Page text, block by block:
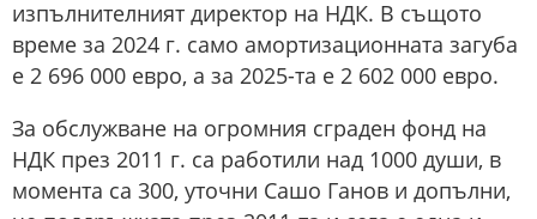
изпълнителният директор на НДК. В същото
време за 2024 г. само амортизационната загуба
е 2 696 000 евро, а за 2025-та е 2 602 000 евро.
За обслужване на огромния сграден фонд на
НДК през 2011 г. са работили над 1000 души, в
момента са 300, уточни Сашо Ганов и допълни,